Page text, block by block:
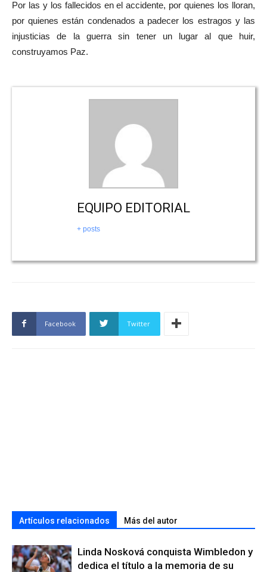
Por las y los fallecidos en el accidente, por quienes los lloran,
por quienes están condenados a padecer los estragos y las
injusticias de la guerra sin tener un lugar al que huir,
construyamos Paz.
EQUIPO EDITORIAL
+ posts
Facebook Twitter
Artículos relacionados Más del autor
Linda Nosková conquista Wimbledon y
dedica el título a la memoria de su